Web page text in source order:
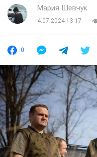
Мария Шевчук
4.07.2024 13:17
0